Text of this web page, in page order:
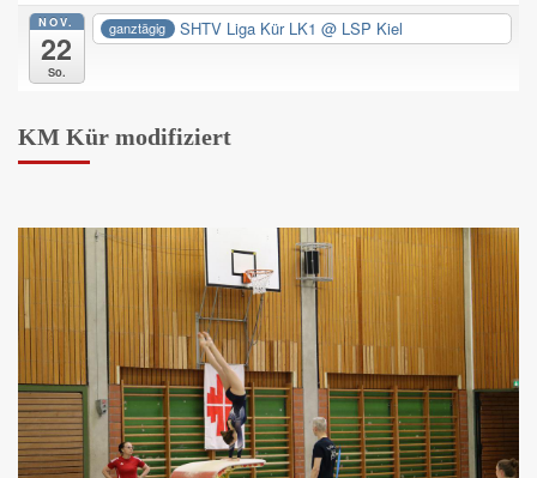
NOV.
22
So.
ganztägig SHTV Liga Kür LK1@ LSP Kiel
KM Kür modifiziert